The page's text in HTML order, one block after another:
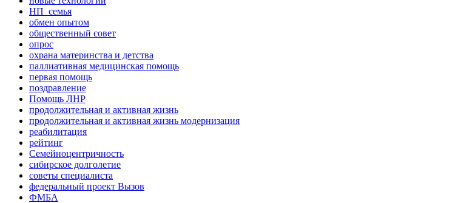
НП_семья
обмен опытом
общественный совет
опрос
охрана материнства и детства
паллиативная медицинская помощь
первая помощь
поздравление
Помощь ЛНР
продолжительная и активная жизнь
продолжительная и активная жизнь модернизация
реабилитация
рейтинг
Семейноцентричность
сибирское долголетие
советы специалиста
федеральный проект Вызов
ФМБА